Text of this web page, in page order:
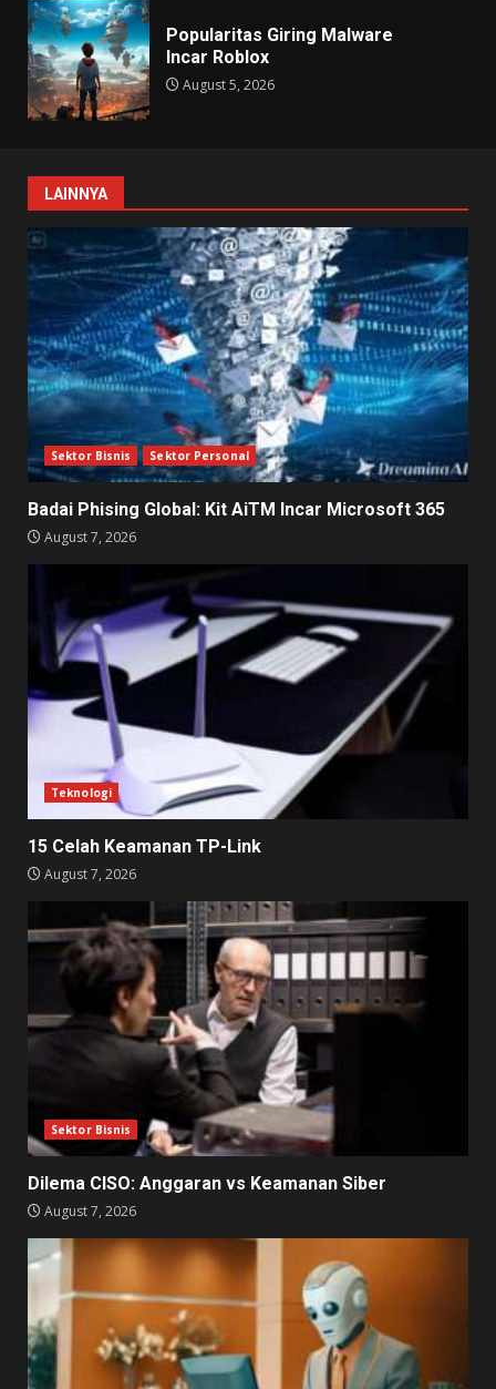
Popularitas Giring Malware
Incar Roblox
August 5, 2026
LAINNYA
Sektor Bisnis Sektor Personal
Badai Phising Global: Kit AiTM Incar Microsoft 365
August 7, 2026
Teknologi
15 Celah Keamanan TP-Link
August 7, 2026
Sektor Bisnis
Dilema CISO: Anggaran vs Keamanan Siber
August 7, 2026